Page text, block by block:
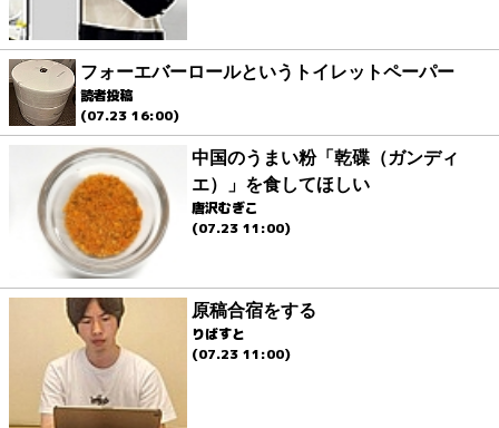
フォーエバーロールというトイレットペーパー
読者投稿
(07.23 16:00)
中国のうまい粉「乾碟（ガンディ
エ）」を食してほしい
唐沢むぎこ
(07.23 11:00)
原稿合宿をする
りばすと
(07.23 11:00)